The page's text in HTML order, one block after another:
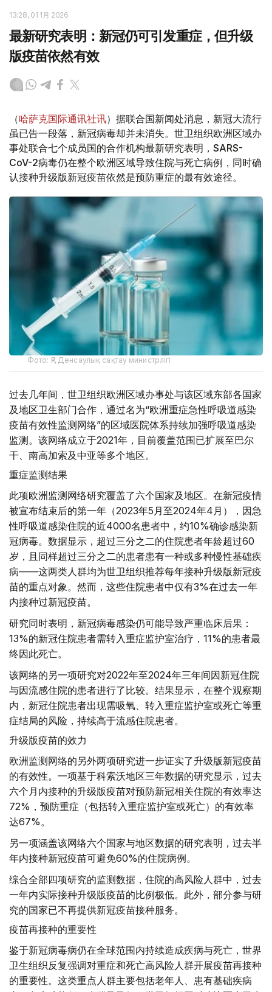
13:28, 01 1月 2026
最新研究表明：新冠仍可引发重症，但升级
版疫苗依然有效
（哈萨克国际通讯社讯）据联合国新闻处消息，新冠大流行
虽已告一段落，新冠病毒却并未消失。世卫组织欧洲区域办
事处联合七个成员国的合作机构最新研究表明，SARS-
CoV-2病毒仍在整个欧洲区域导致住院与死亡病例，同时确
认接种升级版新冠疫苗依然是预防重症的最有效途径。
Фото: ҚР Денсаулық сақтау министрлігі
过去几年间，世卫组织欧洲区域办事处与该区域东部各国家
及地区卫生部门合作，通过名为“欧洲重症急性呼吸道感染
疫苗有效性监测网络”的区域医院体系持续加强呼吸道感染
监测。该网络成立于2021年，目前覆盖范围已扩展至巴尔
干、南高加索及中亚等多个地区。
重症监测结果
此项欧洲监测网络研究覆盖了六个国家及地区。在新冠疫情
被宣布结束后的第一年（2023年5月至2024年4月），因急
性呼吸道感染住院的近4000名患者中，约10%确诊感染新
冠病毒。数据显示，超过三分之二的住院患者年龄超过60
岁，且同样超过三分之二的患者患有一种或多种慢性基础疾
病——这两类人群均为世卫组织推荐每年接种升级版新冠疫
苗的重点对象。然而，这些住院患者中仅有3%在过去一年
内接种过新冠疫苗。
研究同时表明，新冠病毒感染仍可能导致严重临床后果：
13%的新冠住院患者需转入重症监护室治疗，11%的患者最
终因此死亡。
该网络的另一项研究对2022年至2024年三年间因新冠住院
与因流感住院的患者进行了比较。结果显示，在整个观察期
内，新冠住院患者出现需吸氧、转入重症监护室或死亡等重
症结局的风险，持续高于流感住院患者。
升级版疫苗的效力
欧洲监测网络的另外两项研究进一步证实了升级版新冠疫苗
的有效性。一项基于科索沃地区三年数据的研究显示，过去
六个月内接种的升级版疫苗对预防新冠相关住院的有效率达
72%，预防重症（包括转入重症监护室或死亡）的有效率
达67%。
另一项涵盖该网络六个国家与地区数据的研究表明，过去半
年内接种新冠疫苗可避免60%的住院病例。
综合全部四项研究的监测数据，住院的高风险人群中，过去
一年内实际接种升级版疫苗的比例极低。此外，部分参与研
究的国家已不再提供新冠疫苗接种服务。
疫苗再接种的重要性
鉴于新冠病毒病仍在全球范围内持续造成疾病与死亡，世界
卫生组织反复强调对重症和死亡高风险人群开展疫苗再接种
的重要性。这类重点人群主要包括老年人、患有基础疾病